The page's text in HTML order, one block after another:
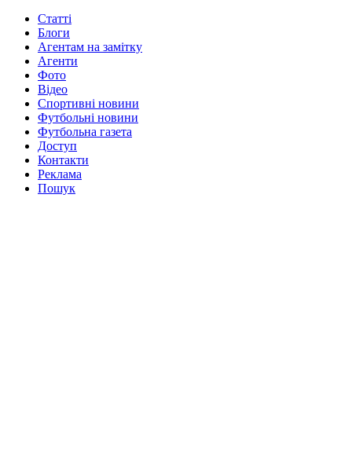
Статті
Блоги
Агентам на замітку
Агенти
Фото
Відео
Спортивні новини
Футбольні новини
Футбольна газета
Доступ
Контакти
Реклама
Пошук